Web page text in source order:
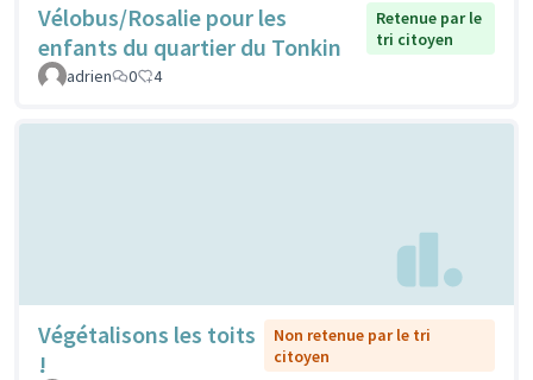
Vélobus/Rosalie pour les
enfants du quartier du Tonkin
Retenue par le
tri citoyen
adrien
0 4
Végétalisons les toits
!
Non retenue par le tri
citoyen